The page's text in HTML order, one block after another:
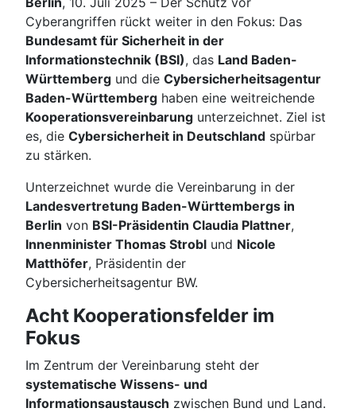
Cyberangriffen rückt weiter in den Fokus: Das
Bundesamt für Sicherheit in der
Informationstechnik (BSI), das Land Baden-
Württemberg und die Cybersicherheitsagentur
Baden-Württemberg haben eine weitreichende
Kooperationsvereinbarung unterzeichnet. Ziel ist
es, die Cybersicherheit in Deutschland spürbar
zu stärken.
Unterzeichnet wurde die Vereinbarung in der
Landesvertretung Baden-Württembergs in
Berlin von BSI-Präsidentin Claudia Plattner,
Innenminister Thomas Strobl und Nicole
Matthöfer, Präsidentin der
Cybersicherheitsagentur BW.
Acht Kooperationsfelder im
Fokus
Im Zentrum der Vereinbarung steht der
systematische Wissens- und
Informationsaustausch zwischen Bund und Land.